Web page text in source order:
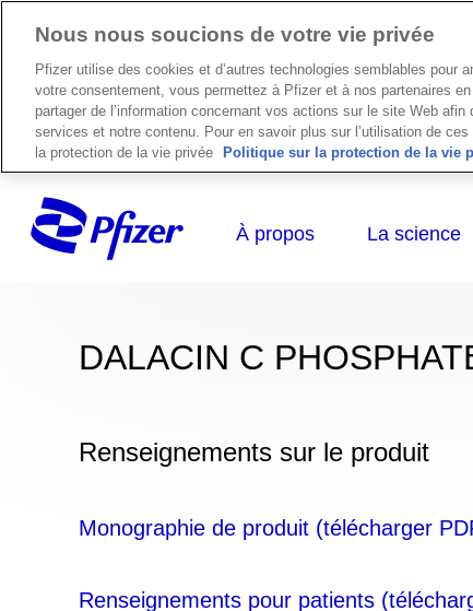
DALACIN C
Renseignements sur le produit
Monographie de produit (télécharger
Renseignements pour patients
Nous nous soucions de votre vie privée
Pfizer utilise des cookies et d’autres technologies semblables pour
votre consentement, vous permettez à Pfizer et à nos partenaires
partager de l’information concernant vos actions sur le site Web
services et notre contenu. Pour en savoir plus sur l’utilisation de
la protection de la vie privée
Politique sur la protection de la vie